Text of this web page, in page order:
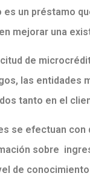
es un préstamo
mejorar una
de
las entidades
tanto en el
se efectuan con
sobre
de